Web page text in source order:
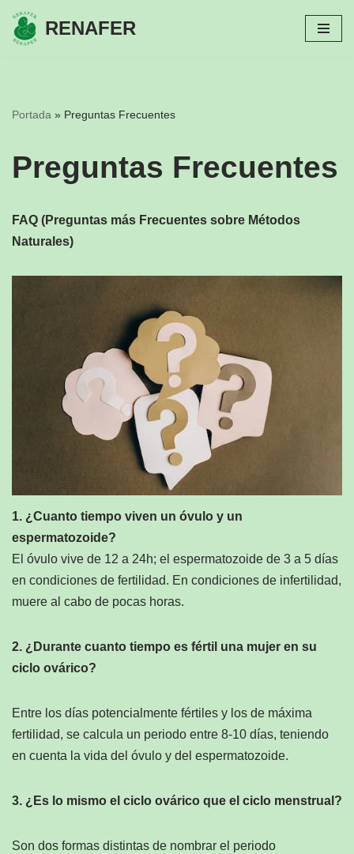
Saltar
RENAFER
Portada » Preguntas Frecuentes
Preguntas Frecuentes
FAQ (Preguntas más Frecuentes sobre Métodos
Naturales)
1. ¿Cuanto tiempo viven un óvulo y un
espermatozoide?
El óvulo vive de 12 a 24h; el espermatozoide de 3 a 5 días
en condiciones de fertilidad. En condiciones de infertilidad,
muere al cabo de pocas horas.
2. ¿Durante cuanto tiempo es fértil una mujer en su
ciclo ovárico?
Entre los días potencialmente fértiles y los de máxima
fertilidad, se calcula un periodo entre 8-10 días, teniendo
en cuenta la vida del óvulo y del espermatozoide.
3. ¿Es lo mismo el ciclo ovárico que el ciclo menstrual?
Son dos formas distintas de nombrar el periodo